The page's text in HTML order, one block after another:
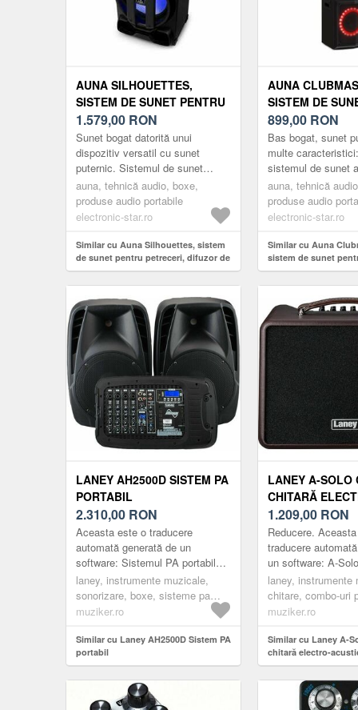
AUNA SILHOUETTES,
SISTEM DE SUNET PENTRU
PETRECERI, DIFUZOR DE
15", USB, SD, BT, 450 W,
NEGRU
1.579,00 RON
Sunet bogat datorită unui
dispozitiv versatil cu sunet
puternic. Sistemul de sunet
pentru petreceri Auna Silhouettes
combină performanțe
puternice,...
auna, tehnică audio, boxe,
produse audio portabile
electronic-star.ro
Similar cu Auna Silhouettes, sistem
de sunet pentru petreceri, difuzor de
15", USB, SD, BT, 450 W, negru
AUNA
SISTEM DE
PETRECERI,
WOOFER DE 10
AUX, NEGRU
899,00 RON
Bas bogat, sunet
multe
sistemul de sunet
Clubmaster Tube
petrecerile, serile
evenime...
auna, tehnică
produse audio
electronic-star.ro
Similar cu Auna
sistem de sunet
max. 150 W, woofer
AUX, negru
LANEY AH2500D SISTEM PA
PORTABIL
2.310,00 RON
Aceasta este o traducere
automată generată de un
software: Sistemul PA portabil
AH2500D oferă o soluție ideală
pentru trupe, conferințe, DJ,
fitnes...
laney, instrumente muzicale,
sonorizare, boxe, sisteme pa
complete, set-uri pa, black
muziker.ro
Similar cu Laney AH2500D Sistem PA
portabil
LANEY A-SOLO
CHITARĂ
ACUSTICĂ
1.209,00 RON
Reducere.
traducere
un software: A-
amplificator de
profesional,
dedica...
laney, instrumente
chitare, combo-uri
combo-uri de
muziker.ro
Similar cu Laney A-
chitară electro-